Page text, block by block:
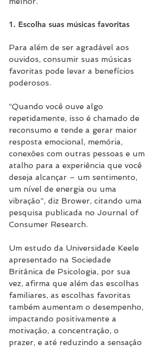
1. Escolha suas músicas favoritas
Para além de ser agradável aos
ouvidos, consumir suas músicas
favoritas pode levar a benefícios
poderosos.
“Quando você ouve algo
repetidamente, isso é chamado de
reconsumo e tende a gerar maior
resposta emocional, memória,
conexões com outras pessoas e um
atalho para a experiência que você
deseja alcançar – um sentimento,
um nível de energia ou uma
vibração”, diz Brower, citando uma
pesquisa publicada no Journal of
Consumer Research.
Um estudo da Universidade Keele
apresentado na Sociedade
Britânica de Psicologia, por sua
vez, afirma que além das escolhas
familiares, as escolhas favoritas
também aumentam o desempenho,
impactando positivamente a
motivação, a concentração, o
prazer, e até reduzindo a sensação